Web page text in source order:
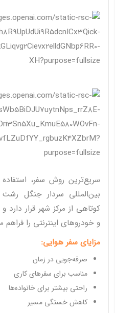
سریع‌ترین روش سفر، استفاده
بین‌المللی سردار جنگل
کوتاهی از مرکز شهر قرار
و خودروهای اینترنتی را فراهم
مزایای سفر هوایی:
صرفه‌جویی در زمان
مناسب برای سفرهای کاری
راحتی بیشتر برای خانواده‌ها
کاهش خستگی مسیر